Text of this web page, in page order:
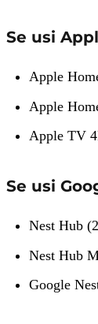
Se usi
Apple
Apple
Apple TV
Se usi
Nest Hub
Nest Hub
Google